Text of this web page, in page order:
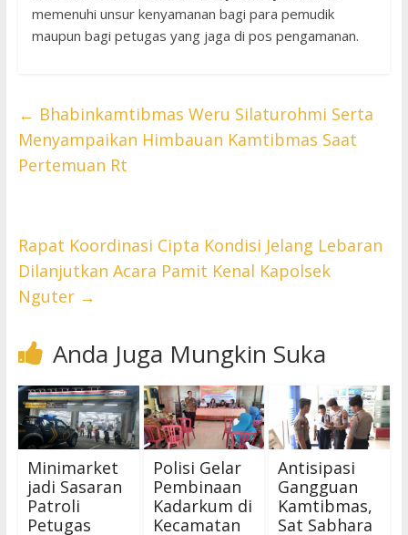
memenuhi unsur kenyamanan bagi para pemudik
maupun bagi petugas yang jaga di pos pengamanan.
← Bhabinkamtibmas Weru Silaturohmi Serta
Menyampaikan Himbauan Kamtibmas Saat
Pertemuan Rt
Rapat Koordinasi Cipta Kondisi Jelang Lebaran
Dilanjutkan Acara Pamit Kenal Kapolsek
Nguter →
Anda Juga Mungkin Suka
Minimarket
jadi Sasaran
Patroli
Petugas
Polisi Gelar
Pembinaan
Kadarkum di
Kecamatan
Antisipasi
Gangguan
Kamtibmas,
Sat Sabhara